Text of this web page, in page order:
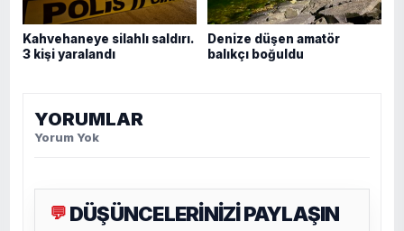
Kahvehaneye silahlı saldırı.
3 kişi yaralandı
Denize düşen amatör
balıkçı boğuldu
YORUMLAR
Yorum Yok
💬 DÜŞÜNCELERİNİZİ PAYLAŞIN